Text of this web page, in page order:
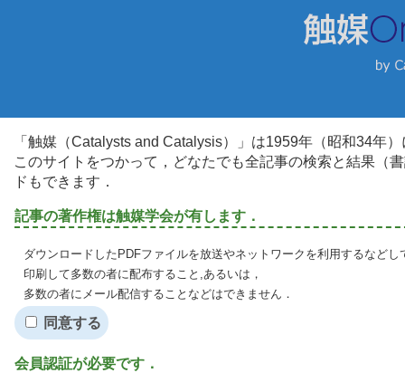
「触媒（Catalysts and Catalysis）」は1959年（昭和34年
このサイトをつかって，どなたでも全記事の検索と結果（
ドもできます．
記事の著作権は触媒学会が有します．
ダウンロードしたPDFファイルを放送やネットワークを利用するなど
印刷して多数の者に配布すること,あるいは，
多数の者にメール配信することなどはできません．
同意する
会員認証が必要です．